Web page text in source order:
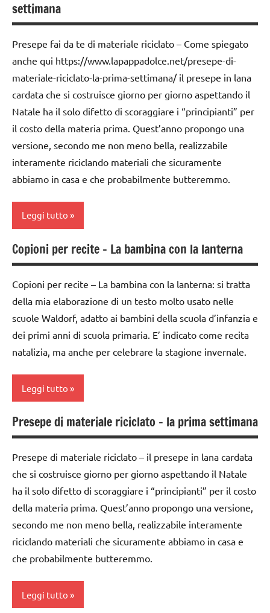
TUTTI GLI
ARTICOLI
settimana
di
FESTE
DELL'ANNO
Natale
riciclare
TUTORIAL
ARTICOLI
settimana
Presepe fai da te di materiale riciclato – Come spiegato
anche qui https://www.lapappadolce.net/presepe-di-
materiale-riciclato-la-prima-settimana/ il presepe in lana
cardata che si costruisce giorno per giorno aspettando il
Natale ha il solo difetto di scoraggiare i “principianti” per
il costo della materia prima. Quest’anno propongo una
versione, secondo me non meno bella, realizzabile
interamente riciclando materiali che sicuramente
abbiamo in casa e che probabilmente butteremmo.
Leggi tutto
2a
settimana
di
avvento
FESTE
DELL'ANNO
Natale
riciclare
TUTORIAL
ARTICOLI
Copioni per recite – La bambina con la lanterna
Copioni per recite – La bambina con la lanterna: si tratta
della mia elaborazione di un testo molto usato nelle
scuole Waldorf, adatto ai bambini della scuola d’infanzia e
dei primi anni di scuola primaria. E’ indicato come recita
natalizia, ma anche per celebrare la stagione invernale.
Leggi tutto
classe
1a
classe
2a
3 ai
6
anni
FESTE
DELL'ANNO
Inverno
Presepe di materiale riciclato – la prima settimana
Presepe di materiale riciclato – il presepe in lana cardata
che si costruisce giorno per giorno aspettando il Natale
ha il solo difetto di scoraggiare i “principianti” per il costo
della materia prima. Quest’anno propongo una versione,
secondo me non meno bella, realizzabile interamente
riciclando materiali che sicuramente abbiamo in casa e
che probabilmente butteremmo.
Leggi tutto